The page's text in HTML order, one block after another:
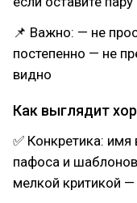
📌 Важно: — не
постепенно — не
видно
Как выглядит
✅ Конкретика: имя
пафоса и
мелкой критикой